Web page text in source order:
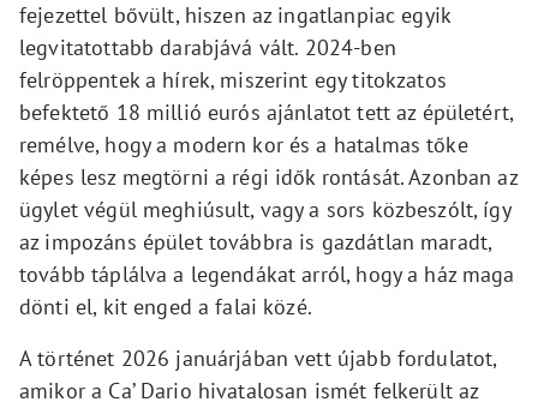
fejezettel bővült, hiszen az ingatlanpiac egyik
legvitatottabb darabjává vált. 2024-ben
felröppentek a hírek, miszerint egy titokzatos
befektető 18 millió eurós ajánlatot tett az épületért,
remélve, hogy a modern kor és a hatalmas tőke
képes lesz megtörni a régi idők rontását. Azonban az
ügylet végül meghiúsult, vagy a sors közbeszólt, így
az impozáns épület továbbra is gazdátlan maradt,
tovább táplálva a legendákat arról, hogy a ház maga
dönti el, kit enged a falai közé.
A történet 2026 januárjában vett újabb fordulatot,
amikor a Ca’ Dario hivatalosan ismét felkerült az